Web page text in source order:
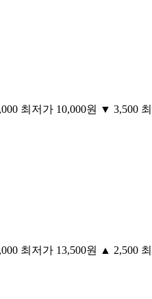
최저가 10,000원 ▼ 3,500
최저가 13,500원 ▲ 2,500